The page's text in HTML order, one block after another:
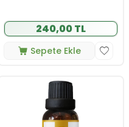
240,00 TL
Sepete Ekle